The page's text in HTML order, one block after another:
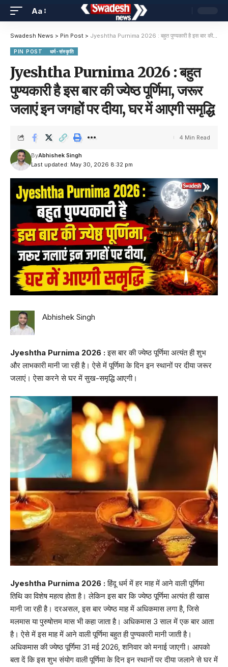
Aa
Swadesh News > Pin Post > Jyeshtha Purnima 2026 : बहुत पुण्यकारी है इस बार की ज्येष्ठ पूर्णिमा, जरूर जलाएं इन जगहों पर दीया, घर में आएगी समृद्धि
PIN POST धर्म-संस्कृति
Jyeshtha Purnima 2026 : बहुत
पुण्यकारी है इस बार की ज्येष्ठ पूर्णिमा, जरूर
जलाएं इन जगहों पर दीया, घर में आएगी समृद्धि
Last updated: May 30, 2026 8:32 pm
ByAbhishek Singh
4 Min Read
Abhishek Singh
Jyeshtha Purnima 2026 : इस बार की ज्येष्ठ पूर्णिमा अत्यंत ही शुभ
और लाभकारी मानी जा रही है। ऐसे में पूर्णिमा के दिन इन स्थानों पर दीया जरूर
जलाएं। ऐसा करने से घर में सुख-समृद्धि आएगी।
Jyeshtha Purnima 2026 :हिंदू धर्म में हर माह में आने वाली पूर्णिमा
तिथि का विशेष महत्व होता है। लेकिन इस बार कि ज्येष्ठ पूर्णिमा अत्यंत ही खास
मानी जा रही है। दरअसल, इस बार ज्येष्ठ माह में अधिकमास लगा है, जिसे
मलमास या पुरुषोत्तम मास भी कहा जाता है। अधिकमास 3 साल में एक बार आता
है। ऐसे में इस माह में आने वाली पूर्णिमा बहुत ही पुण्यकारी मानी जाती है।
अधिकमास की ज्येष्ठ पूर्णिमा 31 मई 2026, शनिवार को मनाई जाएगी। आपको
बता दें कि इस शुभ संयोग वाली पूर्णिमा के दिन इन स्थानों पर दीया जलाने से घर में